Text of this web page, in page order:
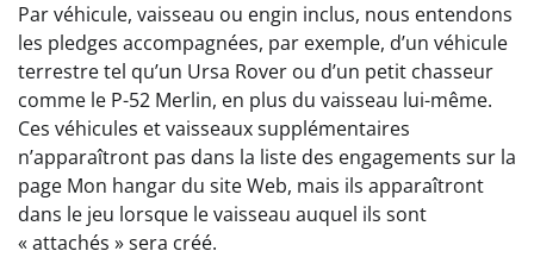
Par véhicule, vaisseau ou engin inclus, nous entendons
les pledges accompagnées, par exemple, d’un véhicule
terrestre tel qu’un Ursa Rover ou d’un petit chasseur
comme le P-52 Merlin, en plus du vaisseau lui-même.
Ces véhicules et vaisseaux supplémentaires
n’apparaîtront pas dans la liste des engagements sur la
page Mon hangar du site Web, mais ils apparaîtront
dans le jeu lorsque le vaisseau auquel ils sont
« attachés » sera créé.